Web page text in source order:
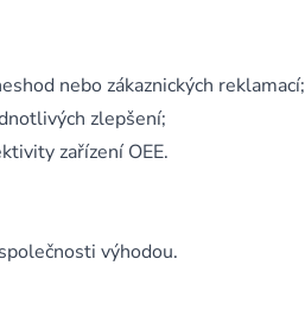
nebo zákaznických reklamací;
zlepšení;
zařízení OEE.
výhodou.